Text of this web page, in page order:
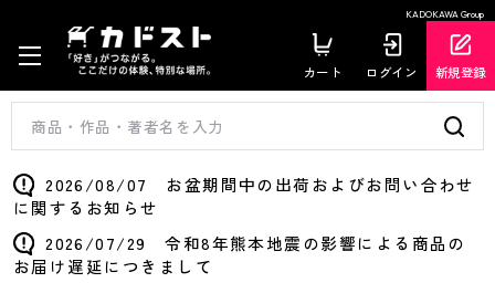
KADOKAWA Group
カート ログイン 新規登録
2026/08/07 お盆期間中の出荷およびお問い合わせ
に関するお知らせ
2026/07/29 令和8年熊本地震の影響による商品の
お届け遅延につきまして